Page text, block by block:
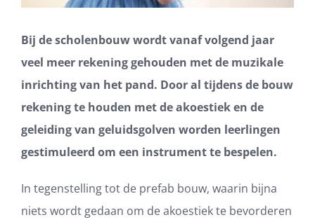
Bij de scholenbouw wordt vanaf volgend jaar
veel meer rekening gehouden met de muzikale
inrichting van het pand. Door al tijdens de bouw
rekening te houden met de akoestiek en de
geleiding van geluidsgolven worden leerlingen
gestimuleerd om een instrument te bespelen.
In tegenstelling tot de prefab bouw, waarin bijna
niets wordt gedaan om de akoestiek te bevorderen